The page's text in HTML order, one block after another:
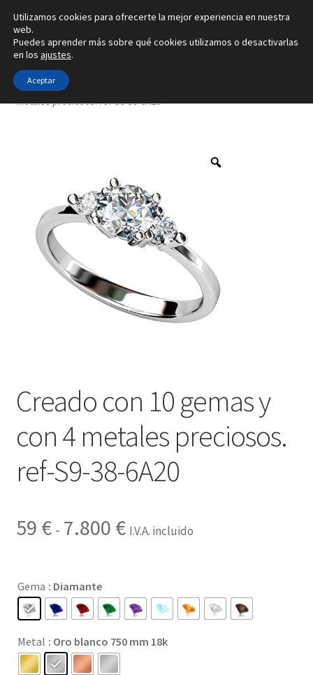
Ir
a
la
navegación
Ir
al
contenido
Inicio
Alianzas
Pendientes
Colgantes
Sobre nosotros
Inicio Tipo de joya
metales preciosos. ref-S9-38-6A20
Creado con 10 gemas y
con 4 metales preciosos.
ref-S9-38-6A20
59 € - 7.800 €Rango
desde
59 €
hasta
I.V.A. incluido
Gema : Diamante
Metal : Oro blanco 750 mm 18k
Utilizamos cookies para ofrecerte la mejor experiencia en nuestra
web.
Puedes aprender más sobre qué cookies utilizamos o desactivarlas
en los ajustes.
Aceptar